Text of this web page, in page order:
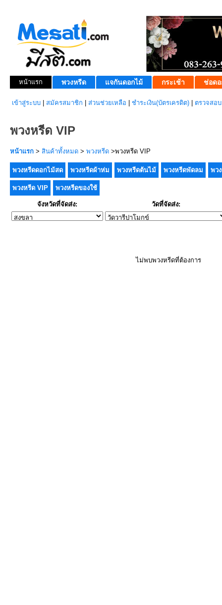
หน้าแรก พวงหรีด แจกันดอกไม้ กระเช้า ช่อดอ
เข้าสู่ระบบ สมัครสมาชิก ส่วนช่วยเหลือ ชำระเงิน(บัตรเครดิต) ตรวจสอ
พวงหรีด VIP
หน้าแรก > สินค้าทั้งหมด > พวงหรีด >พวงหรีด VIP
พวงหรีดดอกไม้สด พวงหรีดผ้าห่ม พวงหรีดต้นไม้ พวงหรีดพัดลม พว
พวงหรีด VIP พวงหรีดของใช้
จังหวัดที่จัดส่ง: วัดที่จัดส่ง:
ไม่พบพวงหรีดที่ต้องการ